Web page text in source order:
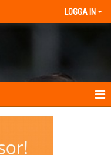
LOGGA IN